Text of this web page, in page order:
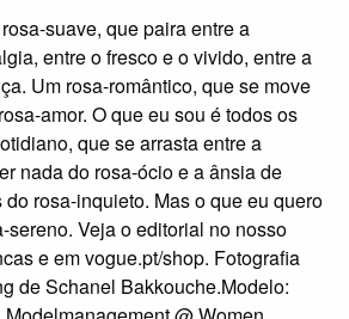
suave, que paira entre a
entre o fresco e o vivido, entre a
Um rosa-romântico, que se move
amor. O que eu sou é todos os
que se arrasta entre a
nada do rosa-ócio e a ânsia de
rosa-inquieto. Mas o que eu quero
sereno. Veja o editorial no nosso
e em vogue.pt/shop. Fotografia
de Schanel Bakkouche.Modelo: